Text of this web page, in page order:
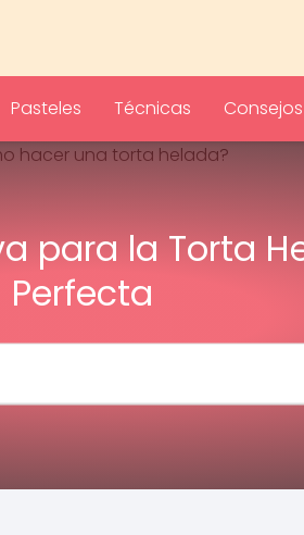
Pasteles Técnicas Consejos
para la Torta
Perfecta